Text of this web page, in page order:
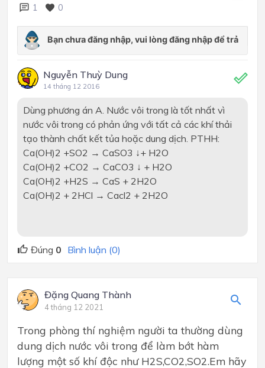
1 0
Nguyễn Thuỳ Dung
14 tháng 12 2016
Dùng phương án A. Nước vôi trong là tốt nhất vì
nước vôi trong có phản ứng với tất cả các khí thải
tạo thành chất kết tủa hoặc dung dịch. PTHH:
Ca(OH)2 +SO2 → CaSO3 ↓+ H2O
Ca(OH)2 +CO2 → CaCO3 ↓ + H2O
Ca(OH)2 +H2S → CaS + 2H2O
Ca(OH)2 + 2HCl → Cacl2 + 2H2O
Đúng 0 Bình luận (0)
Đặng Quang Thành
4 tháng 12 2021
Trong phòng thí nghiệm người ta thường dùng
dung dịch nước vôi trong để làm bớt hàm
lượng một số khí độc như H2S,CO2,SO2.Em hãy